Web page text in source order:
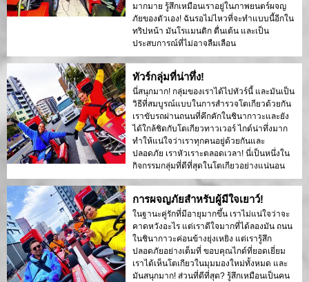
มากมาย รู้สึกเหมือนเราอยู่ในภาพยนตร์ผจญ
ภัยของตัวเอง! ฉันรอไม่ไหวที่จะทำแบบนี้อีกใน
ทริปหน้า มันโรแมนติก ตื่นเต้น และเป็น
ประสบการณ์ที่ไม่อาจลืมเลือน
ทัวร์กลุ่มที่น่าทึ่ง!
นี่สนุกมาก! กลุ่มของเราได้ไปทัวร์นี้ และมันเป็น
วิธีที่สมบูรณ์แบบในการสำรวจโตเกียวด้วยกัน
เราขับรถผ่านถนนที่คึกคักในชินากาวะและยัง
ได้ใกล้ชิดกับโตเกียวทาวเวอร์ ไกด์น่าทึ่งมาก
ทำให้แน่ใจว่าเราทุกคนอยู่ด้วยกันและ
ปลอดภัย เราหัวเราะตลอดเวลา! นี่เป็นหนึ่งใน
กิจกรรมกลุ่มที่ดีที่สุดในโตเกียวอย่างแน่นอน
การผจญภัยสำหรับผู้มีใจเยาว์!
ในฐานะคู่รักที่มีอายุมากขึ้น เราไม่แน่ใจว่าจะ
คาดหวังอะไร แต่เราดีใจมากที่ได้ลองมัน ถนน
ในชินากาวะค่อนข้างยุ่งเหยิง แต่เรารู้สึก
ปลอดภัยอย่างเต็มที่ ขอบคุณไกด์ที่ยอดเยี่ยม
เราได้เห็นโตเกียวในมุมมองใหม่ทั้งหมด และ
มันสนุกมาก! ส่วนที่ดีที่สุด? รู้สึกเหมือนเป็นคน